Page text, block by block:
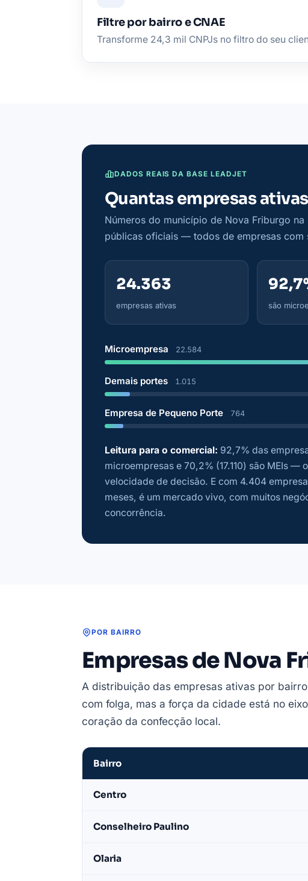
Filtre por bairro e CNAE
Transforme 24,3 mil CNPJs no filtro do seu
DADOS REAIS DA BASE LEADJET
Quantas empresas
Números do município de Nova Friburgo
públicas oficiais — todos de empresas com
24.363
empresas ativas são
Microempresa 22.584
Demais portes 1.015
Empresa de Pequeno Porte 764
Leitura para o comercial: 92,7% das
microempresas e 70,2% (17.110) são MEIs —
velocidade de decisão. E com 4.404
meses, é um mercado vivo, com muitos
concorrência.
POR BAIRRO
Empresas de Nova
A distribuição das empresas ativas por
com folga, mas a força da cidade está no
coração da confecção local.
Friburgo
bairro
Bairro
Centro
Conselheiro Paulino
Olaria